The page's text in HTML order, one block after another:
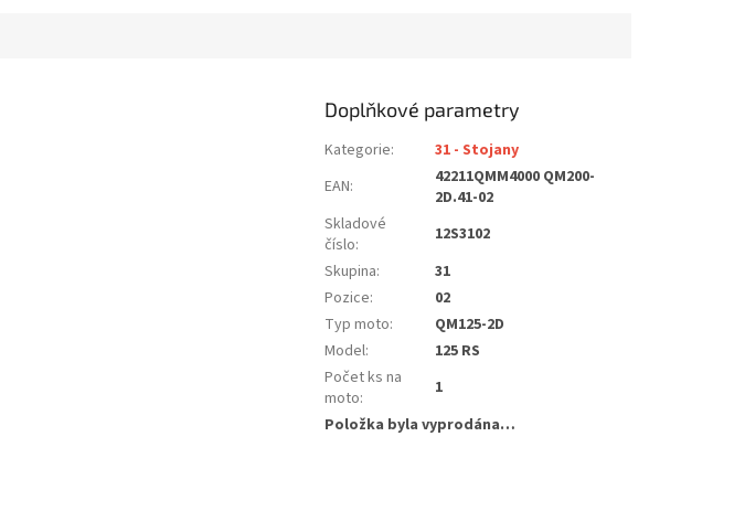
Doplňkové parametry
Kategorie:
31 - Stojany
EAN:
42211QMM4000 QM200-
2D.41-02
Skladové
číslo:
12S3102
Skupina:
31
Pozice:
02
Typ moto:
QM125-2D
Model:
125 RS
Počet ks na
moto:
1
Položka byla vyprodána…